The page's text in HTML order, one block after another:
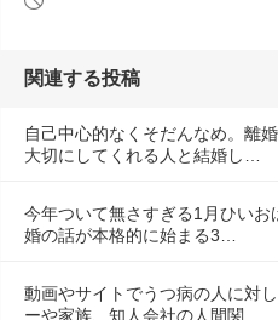
関連する投稿
自己中心的なくそだんなめ。離
大切にしてくれる人と結婚し…
今年ついて無さすぎる1月ひい
婚の話が本格的に始まる3…
動画やサイトでうつ病の人に対
ーや家族、知人会社の人間関…